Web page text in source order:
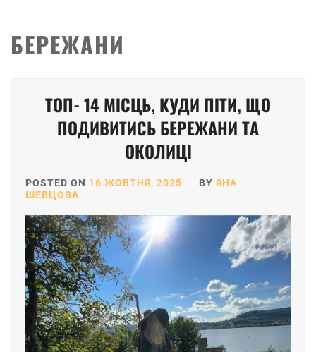
БЕРЕЖАНИ
ТОП- 14 МІСЦЬ, КУДИ ПІТИ, ЩО
ПОДИВИТИСЬ БЕРЕЖАНИ ТА
ОКОЛИЦІ
POSTED ON 16 ЖОВТНЯ, 2025 BY ЯНА
ШЕВЦОВА